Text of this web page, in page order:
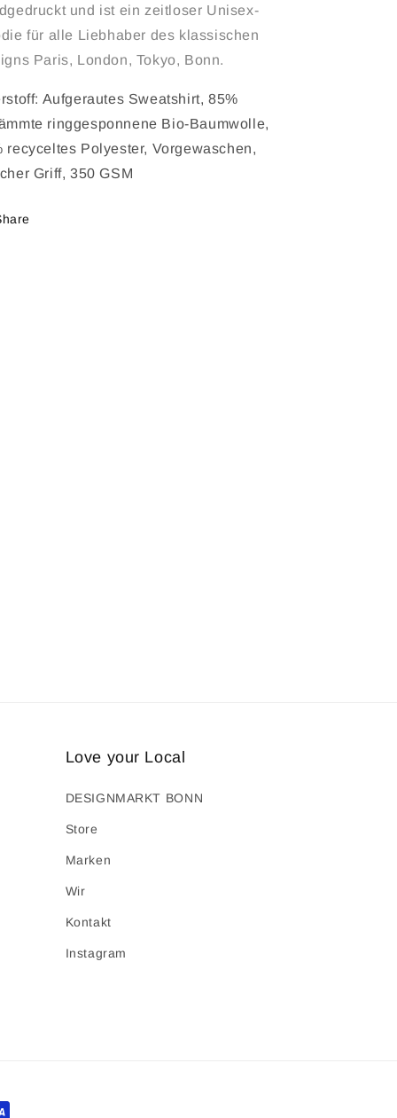
und ist ein zeitloser Unisex-
für alle Liebhaber des klassischen
Paris, London, Tokyo, Bonn.
Aufgerautes Sweatshirt, 85%
ringgesponnene Bio-Baumwolle,
recyceltes Polyester, Vorgewaschen,
Griff, 350 GSM
Love your Local
DESIGNMARKT BONN
Store
Marken
Wir
Kontakt
Instagram